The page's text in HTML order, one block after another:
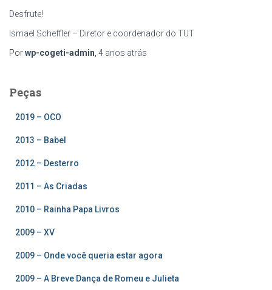
Desfrute!
Ismael Scheffler – Diretor e coordenador do TUT
Porwp-cogeti-admin 4 anos atrás
Peças
2019 – OCO
2013 – Babel
2012 – Desterro
2011 – As Criadas
2010 – Rainha Papa Livros
2009 – XV
2009 – Onde você queria estar agora
2009 – A Breve Dança de Romeu e Julieta